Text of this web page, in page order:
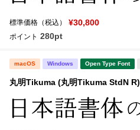
標準価格（税込） ¥30,800
ポイント 280pt
macOS Windows Open Type Font
丸明Tikuma (丸明Tikuma StdN R)